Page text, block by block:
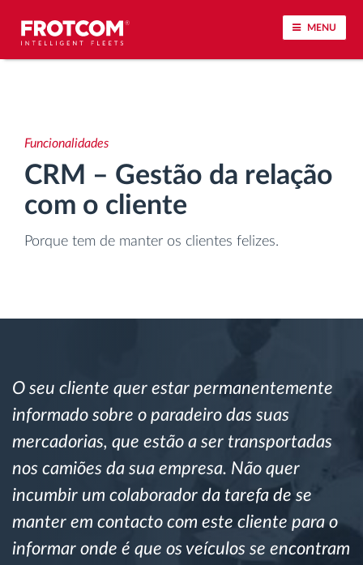
MENU
Monitorização dos tempos de condução
Gestão de tarefas
Gestão de Combustível
Planeamento e monitorização de rotas
Identificação automática de condutores
Ver todas as funcionalidades
Funcionalidades
CRM – Gestão da relação
com o cliente
Porque tem de manter os clientes felizes.
O seu cliente quer estar permanentemente
informado sobre o paradeiro das suas
mercadorias, que estão a ser transportadas
nos camiões da sua empresa. Não quer
incumbir um colaborador da tarefa de se
manter em contacto com este cliente para o
informar onde é que os veículos se encontram